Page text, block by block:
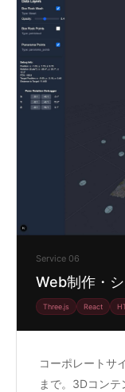
Service 06
Web制作・
Three.js React
コーポレートサ
まで。3Dコンテ